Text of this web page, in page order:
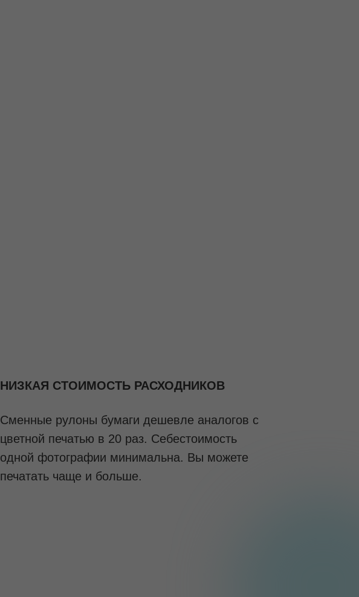
НИЗКАЯ СТОИМОСТЬ РАСХОДНИКОВ
Сменные рулоны бумаги дешевле аналогов с
цветной печатью в 20 раз. Себестоимость
одной фотографии минимальна. Вы можете
печатать чаще и больше.